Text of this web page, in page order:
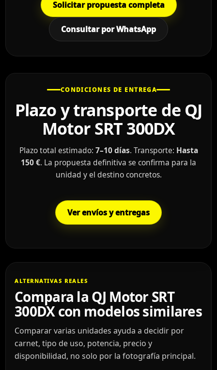
Solicitar propuesta completa
Consultar por WhatsApp
CONDICIONES DE ENTREGA
Plazo y transporte de QJ
Motor SRT 300DX
Plazo total estimado: 7–10 días. Transporte: Hasta
150 €. La propuesta definitiva se confirma para la
unidad y el destino concretos.
Ver envíos y entregas
ALTERNATIVAS REALES
Compara la QJ Motor SRT
300DX con modelos similares
Comparar varias unidades ayuda a decidir por
carnet, tipo de uso, potencia, precio y
disponibilidad, no solo por la fotografía principal.